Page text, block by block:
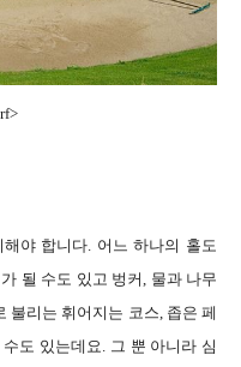
야 합니다. 어느 하나의 홀도
될 수도 있고 벙커, 물과 나무
불리는 휘어지는 코스, 좁은 페
도 있는데요. 그 뿐 아니라 심